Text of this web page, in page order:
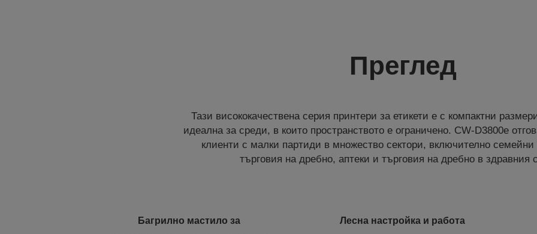
Преглед
Тази висококачествена серия принтери за етикети е с компактни
идеална за среди, в които пространството е ограничено. CW-D3800e
клиенти с малки партиди в множество сектори, включително семейни
търговия на дребно, аптеки и търговия на дребно в здравния
Багрилно мастило за
Лесна настройка и работа